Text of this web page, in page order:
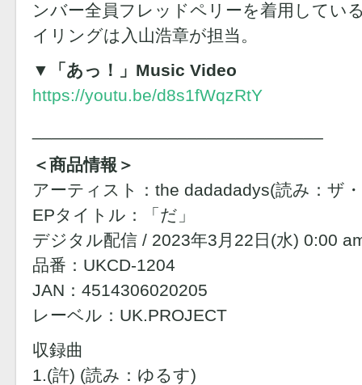
ンバー全員フレッドペリーを着用してい
イリングは入山浩章が担当。
▼「あっ！」Music Video
https://youtu.be/d8s1fWqzRtY
＜商品情報＞
アーティスト：the dadadadys(読み：ザ
EPタイトル：「だ」
デジタル配信 / 2023年3月22日(水) 0:00
品番：UKCD-1204
JAN：4514306020205
レーベル：UK.PROJECT
収録曲
1.(許) (読み：ゆるす)